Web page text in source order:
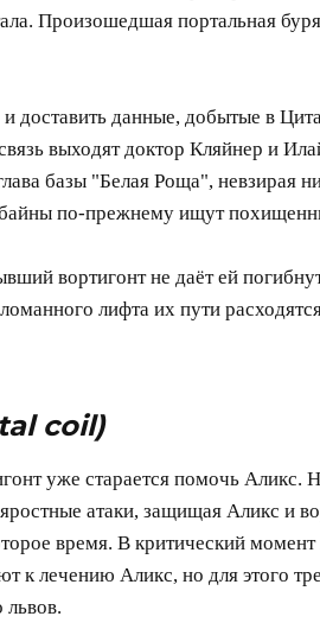
Произошедшая портальная
доставить данные, добытые в
выходят доктор Кляйнер и
базы "Белая Роща", невзирая
по-прежнему ищут
вортигонт не даёт ей
лифта их пути
coil)
уже старается помочь
атаки, защищая Аликс и
время. В критический
к лечению Аликс, но для этого
львов.